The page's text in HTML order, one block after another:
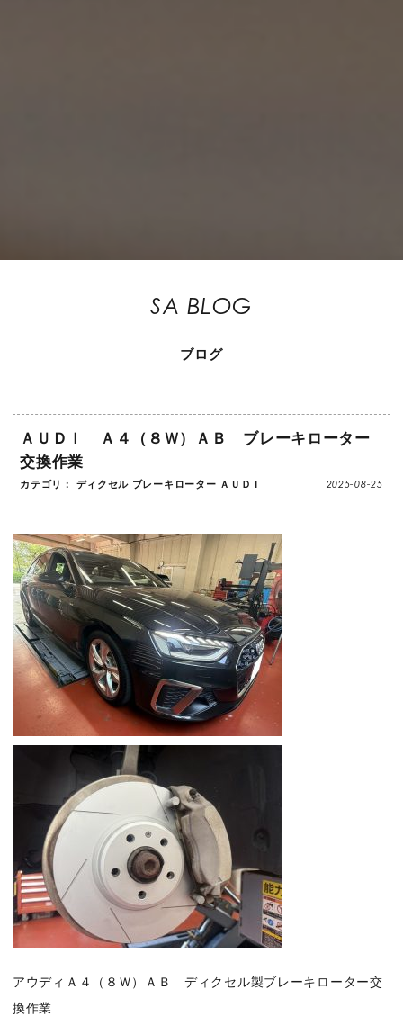
SA BLOG
ブログ
ＡＵＤＩ Ａ４（８Ｗ）ＡＢ ブレーキローター
交換作業
カテゴリ： ディクセル ブレーキローター ＡＵＤＩ 2025-08-25
アウディＡ４（８Ｗ）ＡＢ ディクセル製ブレーキローター交
換作業